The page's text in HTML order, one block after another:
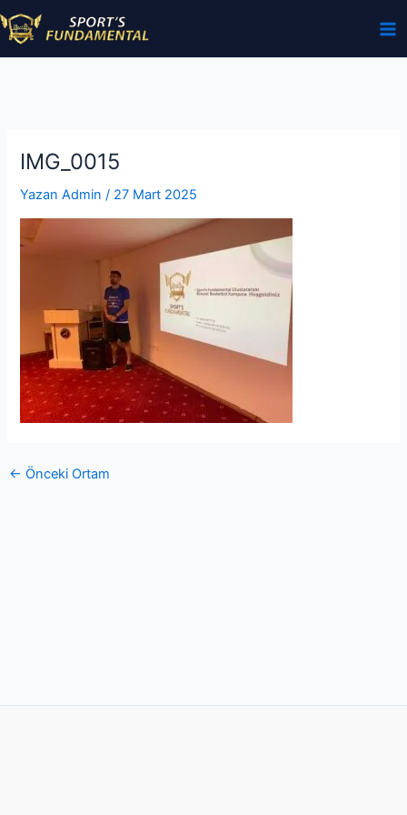
İçeriğe
atla
IMG_0015
Yazan Admin/ 27 Mart 2025
← Önceki Ortam